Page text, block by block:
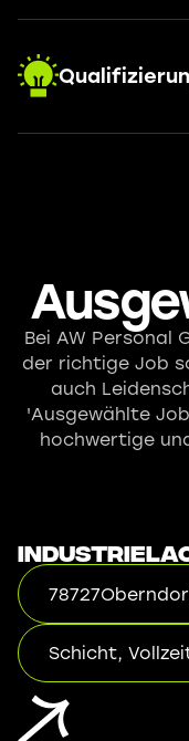
Bei AW Personal
der richtige Job
auch
'Ausgewählte
hochwertige
78727
Schicht,